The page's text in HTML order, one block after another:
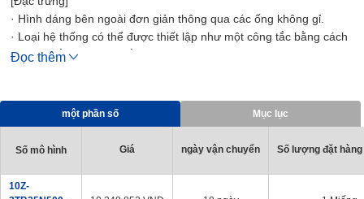
· Hình dáng bên ngoài đơn giản thông qua các ống không gỉ.
· Loại hệ thống có thể được thiết lập như một công tắc bằng cách
chỉ cần gắn một công tắc vào thân xi lanh chính.
pháp hỗ trợ tốt nhất.
· Thép không gỉ (với lớp mạ crôm cứng) được sử dụng cho các
thanh piston có đường kính trong tiêu chuẩn từ ø20 đến ø32.
Đọc thêm
một phần số Mục lục
Số mô hình Giá ngày vận chuyển Số lượng đặt
10Z-